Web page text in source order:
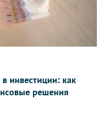
инвестиции: как
решения